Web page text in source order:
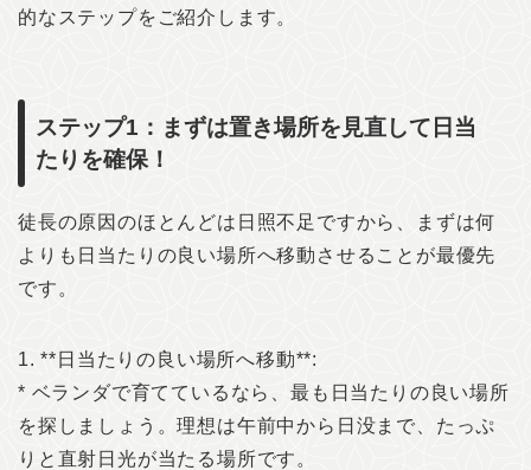
的なステップをご紹介します。
ステップ1：まずは置き場所を見直して日当
たりを確保！
徒長の原因のほとんどは日照不足ですから、まずは何
よりも日当たりの良い場所へ移動させることが最優先
です。
1. **日当たりの良い場所へ移動**:
* ベランダで育てているなら、最も日当たりの良い場所
を探しましょう。理想は午前中から日没まで、たっぷ
りと直射日光が当たる場所です。